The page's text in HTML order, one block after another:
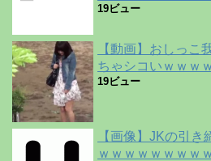
19ビュー
【動画】おしっこ
ちゃシコいｗｗｗ
19ビュー
【画像】JKの引き
ｗｗｗｗｗｗｗｗ